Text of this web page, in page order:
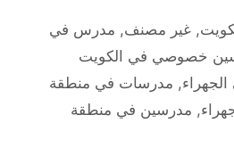
,غير مصنف, مدرس في
خصوصي في الكويت
, مدرسات في منطقة
, مدرسين في منطقة